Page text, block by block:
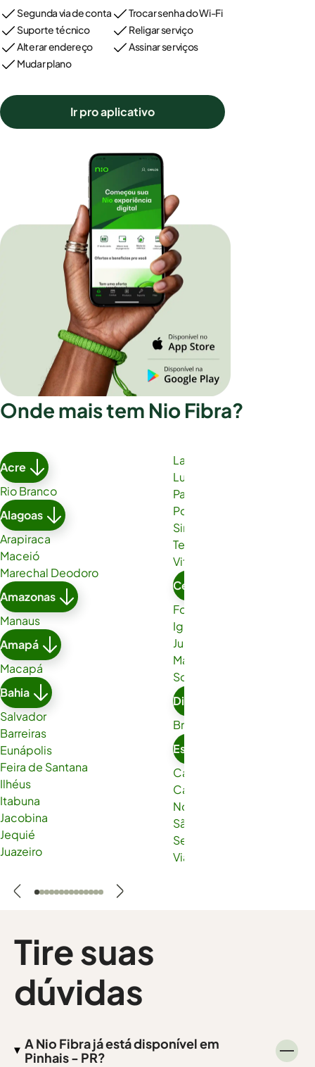
Segunda via de conta
Suporte técnico
Alterar endereço
Mudar plano
Trocar senha do Wi-Fi
Religar serviço
Assinar serviços
Ir pro aplicativo
Onde mais tem Nio Fibra?
Acre
Rio Branco
Alagoas
Arapiraca
Maceió
Marechal Deodoro
Amazonas
Manaus
Amapá
Macapá
Bahia
Salvador
Barreiras
Eunápolis
Feira de Santana
Ilhéus
Itabuna
Jacobina
Jequié
Juazeiro
Lauro de Freitas
Luís Eduardo Magalhães
Paulo Afonso
Porto Seguro
Simões Filho
Teixeira de Freitas
Vitória da Conquista
Ceará
Fortaleza
Iguatu
Juazeiro do Norte
Maracanaú
Sobral
Distrito Federal
Brasília
Espírito Santo
Cachoeiro de Itapemirim
Cariacica
Nova Venécia
São Gabriel da Palha
Serra
Viana
Tire suas
dúvidas
A Nio Fibra já está disponível em
Pinhais - PR?